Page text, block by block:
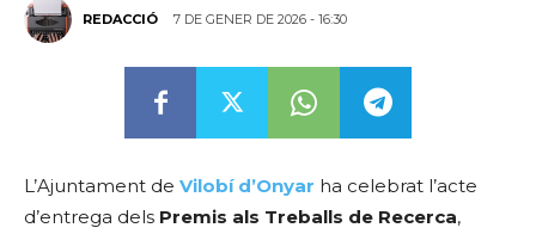
REDACCIÓ 7 DE GENER DE 2026 - 16:30
L’Ajuntament de Vilobí d’Onyar ha celebrat l’acte
d’entrega dels Premis als Treballs de Recerca,